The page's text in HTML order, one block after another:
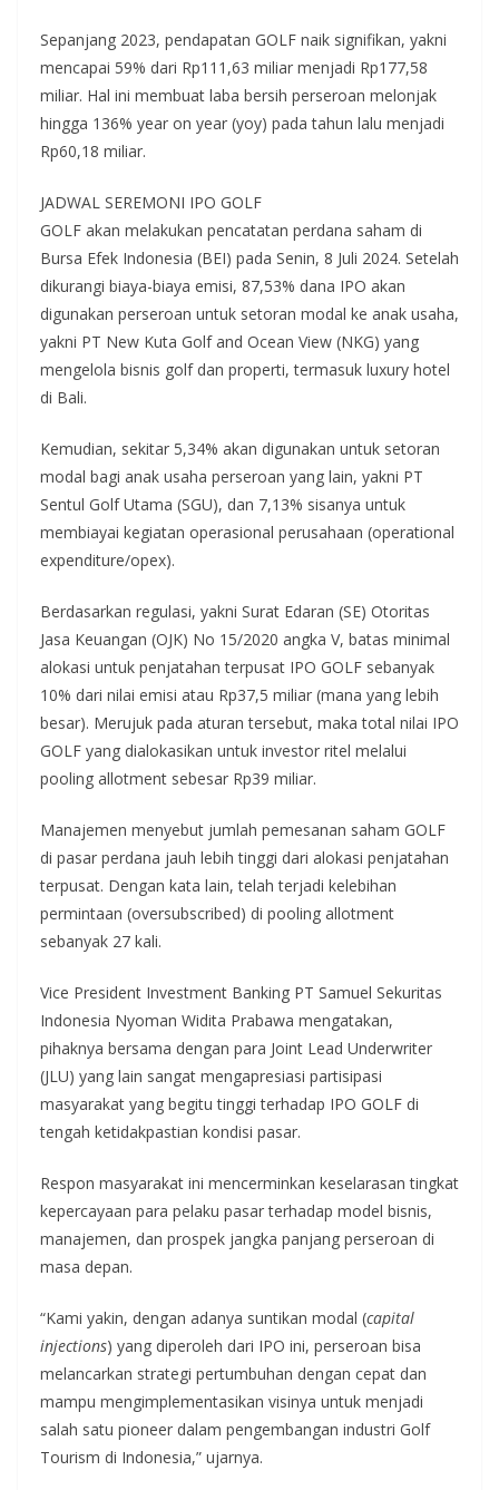
Sepanjang 2023, pendapatan GOLF naik signifikan, yakni
mencapai 59% dari Rp111,63 miliar menjadi Rp177,58
miliar. Hal ini membuat laba bersih perseroan melonjak
hingga 136% year on year (yoy) pada tahun lalu menjadi
Rp60,18 miliar.
JADWAL SEREMONI IPO GOLF
GOLF akan melakukan pencatatan perdana saham di
Bursa Efek Indonesia (BEI) pada Senin, 8 Juli 2024. Setelah
dikurangi biaya-biaya emisi, 87,53% dana IPO akan
digunakan perseroan untuk setoran modal ke anak usaha,
yakni PT New Kuta Golf and Ocean View (NKG) yang
mengelola bisnis golf dan properti, termasuk luxury hotel
di Bali.
Kemudian, sekitar 5,34% akan digunakan untuk setoran
modal bagi anak usaha perseroan yang lain, yakni PT
Sentul Golf Utama (SGU), dan 7,13% sisanya untuk
membiayai kegiatan operasional perusahaan (operational
expenditure/opex).
Berdasarkan regulasi, yakni Surat Edaran (SE) Otoritas
Jasa Keuangan (OJK) No 15/2020 angka V, batas minimal
alokasi untuk penjatahan terpusat IPO GOLF sebanyak
10% dari nilai emisi atau Rp37,5 miliar (mana yang lebih
besar). Merujuk pada aturan tersebut, maka total nilai IPO
GOLF yang dialokasikan untuk investor ritel melalui
pooling allotment sebesar Rp39 miliar.
Manajemen menyebut jumlah pemesanan saham GOLF
di pasar perdana jauh lebih tinggi dari alokasi penjatahan
terpusat. Dengan kata lain, telah terjadi kelebihan
permintaan (oversubscribed) di pooling allotment
sebanyak 27 kali.
Vice President Investment Banking PT Samuel Sekuritas
Indonesia Nyoman Widita Prabawa mengatakan,
pihaknya bersama dengan para Joint Lead Underwriter
(JLU) yang lain sangat mengapresiasi partisipasi
masyarakat yang begitu tinggi terhadap IPO GOLF di
tengah ketidakpastian kondisi pasar.
Respon masyarakat ini mencerminkan keselarasan tingkat
kepercayaan para pelaku pasar terhadap model bisnis,
manajemen, dan prospek jangka panjang perseroan di
masa depan.
“Kami yakin, dengan adanya suntikan modal (capital
injections) yang diperoleh dari IPO ini, perseroan bisa
melancarkan strategi pertumbuhan dengan cepat dan
mampu mengimplementasikan visinya untuk menjadi
salah satu pioneer dalam pengembangan industri Golf
Tourism di Indonesia,” ujarnya.